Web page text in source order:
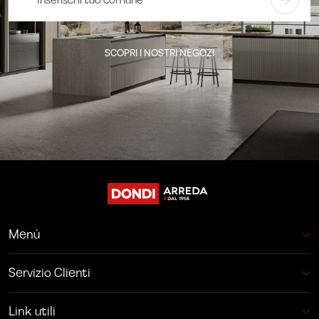
SCOPRI I NOSTRI NEGOZI
Menù
Servizio Clienti
Link utili